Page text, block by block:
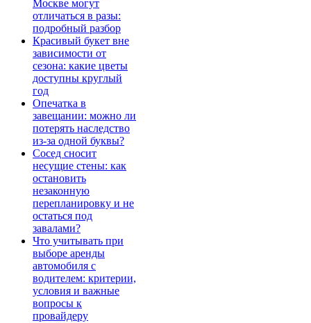
Москве могут
отличаться в разы:
подробный разбор
Красивый букет вне
зависимости от
сезона: какие цветы
доступны круглый
год
Опечатка в
завещании: можно ли
потерять наследство
из-за одной буквы?
Сосед сносит
несущие стены: как
остановить
незаконную
перепланировку и не
остаться под
завалами?
Что учитывать при
выборе аренды
автомобиля с
водителем: критерии,
условия и важные
вопросы к
провайдеру